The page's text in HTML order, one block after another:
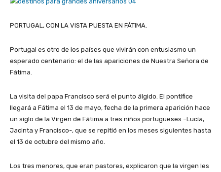
PORTUGAL, CON LA VISTA PUESTA EN FÁTIMA.
Portugal es otro de los países que vivirán con entusiasmo un
esperado centenario: el de las apariciones de Nuestra Señora de
Fátima.
La visita del papa Francisco será el punto álgido. El pontífice
llegará a Fátima el 13 de mayo, fecha de la primera aparición hace
un siglo de la Virgen de Fátima a tres niños portugueses –Lucía,
Jacinta y Francisco-, que se repitió en los meses siguientes hasta
el 13 de octubre del mismo año.
Los tres menores, que eran pastores, explicaron que la virgen les